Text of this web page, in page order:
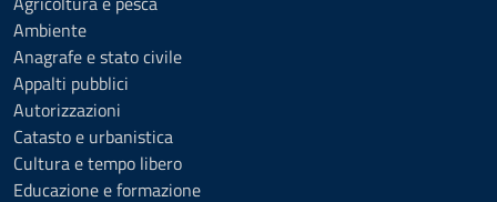
Ambiente
Anagrafe e stato civile
Appalti pubblici
Autorizzazioni
Catasto e urbanistica
Cultura e tempo libero
Educazione e formazione